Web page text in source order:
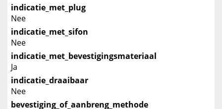
indicatie_met_plug
Nee
indicatie_met_sifon
Nee
indicatie_met_bevestigingsmateriaal
Ja
indicatie_draaibaar
Nee
bevestiging_of_aanbreng_methode